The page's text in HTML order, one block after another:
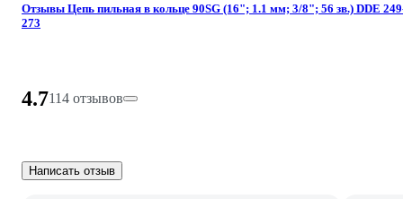
Отзывы Цепь пильная в кольце 90SG (16"; 1.1 мм; 3/8"; 56 зв.) DDE
273
4.7114 отзывов
Написать отзыв